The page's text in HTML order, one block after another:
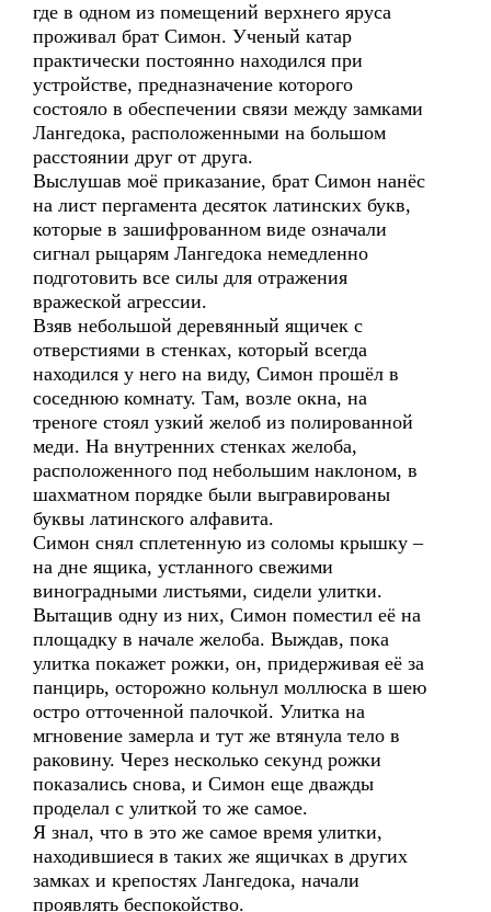
где в одном из помещений верхнего яруса
проживал брат Симон. Ученый катар
практически постоянно находился при
устройстве, предназначение которого
состояло в обеспечении связи между замками
Лангедока, расположенными на большом
расстоянии друг от друга.
Выслушав моё приказание, брат Симон нанёс
на лист пергамента десяток латинских букв,
которые в зашифрованном виде означали
сигнал рыцарям Лангедока немедленно
подготовить все силы для отражения
вражеской агрессии.
Взяв небольшой деревянный ящичек с
отверстиями в стенках, который всегда
находился у него на виду, Симон прошёл в
соседнюю комнату. Там, возле окна, на
треноге стоял узкий желоб из полированной
меди. На внутренних стенках желоба,
расположенного под небольшим наклоном, в
шахматном порядке были выгравированы
буквы латинского алфавита.
Симон снял сплетенную из соломы крышку –
на дне ящика, устланного свежими
виноградными листьями, сидели улитки.
Вытащив одну из них, Симон поместил её на
площадку в начале желоба. Выждав, пока
улитка покажет рожки, он, придерживая её за
панцирь, осторожно кольнул моллюска в шею
остро отточенной палочкой. Улитка на
мгновение замерла и тут же втянула тело в
раковину. Через несколько секунд рожки
показались снова, и Симон еще дважды
проделал с улиткой то же самое.
Я знал, что в это же самое время улитки,
находившиеся в таких же ящичках в других
замках и крепостях Лангедока, начали
проявлять беспокойство.